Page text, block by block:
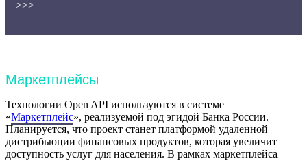
>>>
Маркетплейсы
Технологии Open API используются в системе
«Маркетплейс», реализуемой под эгидой Банка России.
Планируется, что проект станет платформой удаленной
дистрибьюции финансовых продуктов, которая увеличит
доступность услуг для населения. В рамках маркетплейса